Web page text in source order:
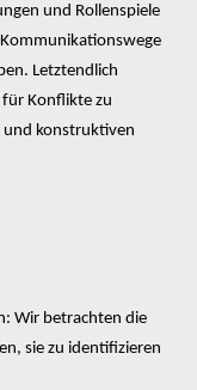
und Rollenspiele
Letztendlich
Konflikte zu
und konstruktiven
Wir betrachten die
sie zu identifizieren